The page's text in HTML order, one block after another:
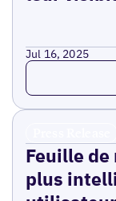
Jul 16, 2025
Read more
Feuille
plus